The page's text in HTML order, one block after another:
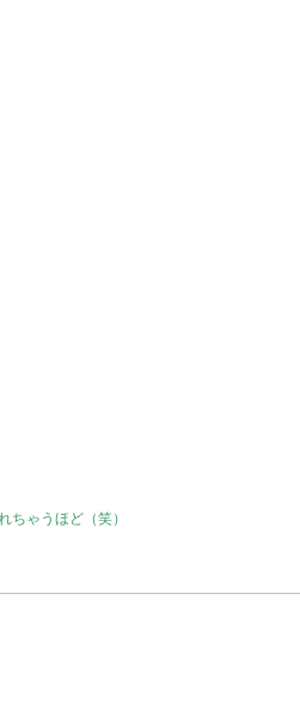
ちゃうほど（笑）